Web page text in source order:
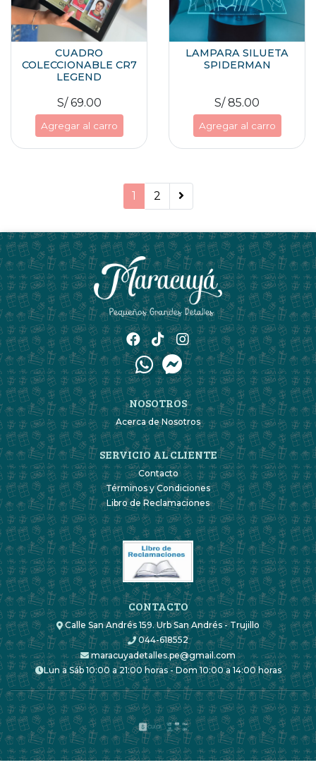
CUADRO
COLECCIONABLE CR7
LEGEND
S/ 69.00
Agregar al carro
LAMPARA SILUETA
SPIDERMAN
S/ 85.00
Agregar al carro
1 2
NOSOTROS
Acerca de Nosotros
SERVICIO AL CLIENTE
Contacto
Términos y Condiciones
Libro de Reclamaciones
CONTACTO
Calle San Andrés 159. Urb San Andrés - Trujillo
044-618552
maracuyadetalles.pe@gmail.com
Lun a Sáb 10:00 a 21:00 horas - Dom 10:00 a 14:00 horas